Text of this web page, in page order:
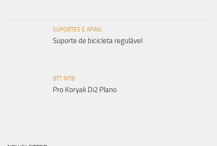
SUPORTES E AFINS
Suporte de bicicleta regulável
BTT MTB
Pro Koryak Di2 Plano